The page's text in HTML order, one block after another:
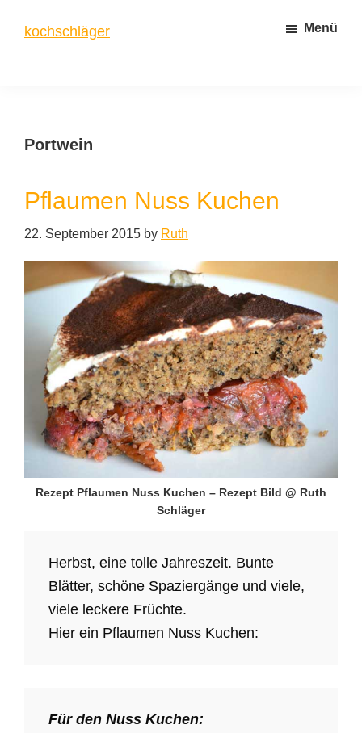
Inhalt
Seitenspalte
kochschläger Menü
Portwein
Pflaumen Nuss Kuchen
22. September 2015 by Ruth
Rezept Pflaumen Nuss Kuchen – Rezept Bild @ Ruth
Schläger
Herbst, eine tolle Jahreszeit. Bunte
Blätter, schöne Spaziergänge und viele,
viele leckere Früchte.
Hier ein Pflaumen Nuss Kuchen:
Für den Nuss Kuchen: